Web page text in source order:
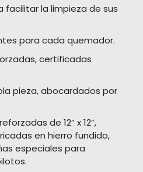
la limpieza de sus
para cada quemador.
certificadas
pieza, abocardados por
de 12” x 12”,
en hierro fundido,
especiales para